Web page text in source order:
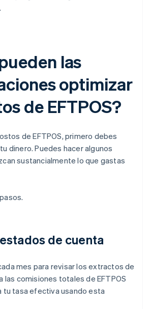
las
optimizar
de EFTPOS?
de EFTPOS, primero debes
dinero. Puedes hacer algunos
sustancialmente lo que gastas
de cuenta
mes para revisar los extractos de
las comisiones totales de EFTPOS
tu tasa efectiva usando esta